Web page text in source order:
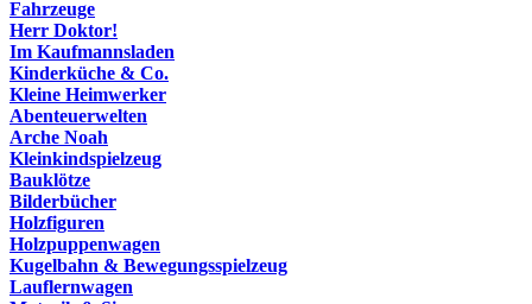
Fahrzeuge
Herr Doktor!
Im Kaufmannsladen
Kinderküche & Co.
Kleine Heimwerker
Abenteuerwelten
Arche Noah
Kleinkindspielzeug
Bauklötze
Bilderbücher
Holzfiguren
Holzpuppenwagen
Kugelbahn & Bewegungsspielzeug
Lauflernwagen